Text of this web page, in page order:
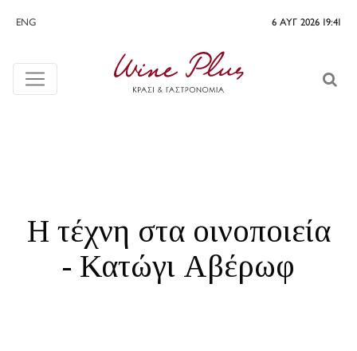
ENG 6 ΑΥΓ 2026 19:41
Η τέχνη στα οινοποιεία
- Κατώγι Αβέρωφ